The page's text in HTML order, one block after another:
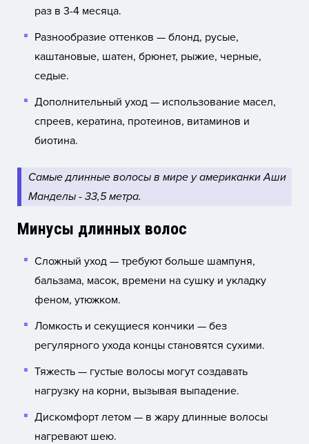
раз в 3-4 месяца.
Разнообразие оттенков — блонд, русые,
каштановые, шатен, брюнет, рыжие, черные,
седые.
Дополнительный уход — использование масел,
спреев, кератина, протеинов, витаминов и
биотина.
Самые длинные волосы в мире у американки Аши
Манделы - 33,5 метра.
Минусы длинных волос
Сложный уход — требуют больше шампуня,
бальзама, масок, времени на сушку и укладку
феном, утюжком.
Ломкость и секущиеся кончики — без
регулярного ухода концы становятся сухими.
Тяжесть — густые волосы могут создавать
нагрузку на корни, вызывая выпадение.
Дискомфорт летом — в жару длинные волосы
нагревают шею.